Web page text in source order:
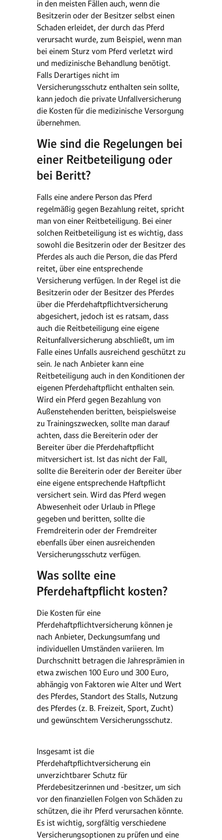
in den meisten Fällen auch, wenn die
Besitzerin oder der Besitzer selbst einen
Schaden erleidet, der durch das Pferd
verursacht wurde, zum Beispiel, wenn man
bei einem Sturz vom Pferd verletzt wird
und medizinische Behandlung benötigt.
Falls Derartiges nicht im
Versicherungsschutz enthalten sein sollte,
kann jedoch die private Unfallversicherung
die Kosten für die medizinische Versorgung
übernehmen.
Wie sind die Regelungen bei
einer Reitbeteiligung oder
bei Beritt?
Falls eine andere Person das Pferd
regelmäßig gegen Bezahlung reitet, spricht
man von einer Reitbeteiligung. Bei einer
solchen Reitbeteiligung ist es wichtig, dass
sowohl die Besitzerin oder der Besitzer des
Pferdes als auch die Person, die das Pferd
reitet, über eine entsprechende
Versicherung verfügen. In der Regel ist die
Besitzerin oder der Besitzer des Pferdes
über die Pferdehaftpflichtversicherung
abgesichert, jedoch ist es ratsam, dass
auch die Reitbeteiligung eine eigene
Reitunfallversicherung abschließt, um im
Falle eines Unfalls ausreichend geschützt zu
sein. Je nach Anbieter kann eine
Reitbeteiligung auch in den Konditionen der
eigenen Pferdehaftpflicht enthalten sein.
Wird ein Pferd gegen Bezahlung von
Außenstehenden beritten, beispielsweise
zu Trainingszwecken, sollte man darauf
achten, dass die Bereiterin oder der
Bereiter über die Pferdehaftpflicht
mitversichert ist. Ist das nicht der Fall,
sollte die Bereiterin oder der Bereiter über
eine eigene entsprechende Haftpflicht
versichert sein. Wird das Pferd wegen
Abwesenheit oder Urlaub in Pflege
gegeben und beritten, sollte die
Fremdreiterin oder der Fremdreiter
ebenfalls über einen ausreichenden
Versicherungsschutz verfügen.
Was sollte eine
Pferdehaftpflicht kosten?
Die Kosten für eine
Pferdehaftpflichtversicherung können je
nach Anbieter, Deckungsumfang und
individuellen Umständen variieren. Im
Durchschnitt betragen die Jahresprämien in
etwa zwischen 100 Euro und 300 Euro,
abhängig von Faktoren wie Alter und Wert
des Pferdes, Standort des Stalls, Nutzung
des Pferdes (z. B. Freizeit, Sport, Zucht)
und gewünschtem Versicherungsschutz.
Insgesamt ist die
Pferdehaftpflichtversicherung ein
unverzichtbarer Schutz für
Pferdebesitzerinnen und -besitzer, um sich
vor den finanziellen Folgen von Schäden zu
schützen, die ihr Pferd verursachen könnte.
Es ist wichtig, sorgfältig verschiedene
Versicherungsoptionen zu prüfen und eine